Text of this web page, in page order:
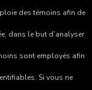
des témoins afin de
dans le but d’analyser
sont employés afin
Si vous ne